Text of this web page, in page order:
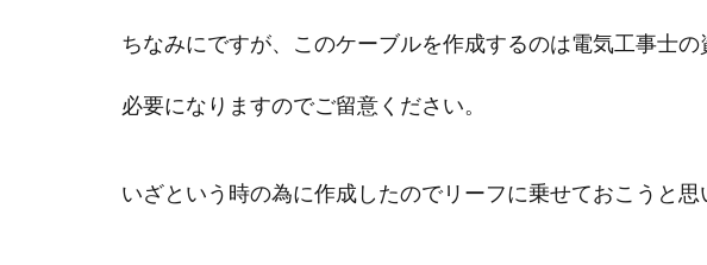
ちなみにですが、このケーブルを作成するのは電気工事士の
必要になりますのでご留意ください。
いざという時の為に作成したのでリーフに乗せておこうと思